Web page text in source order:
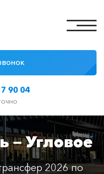
90 04
— Угловое
2026 по